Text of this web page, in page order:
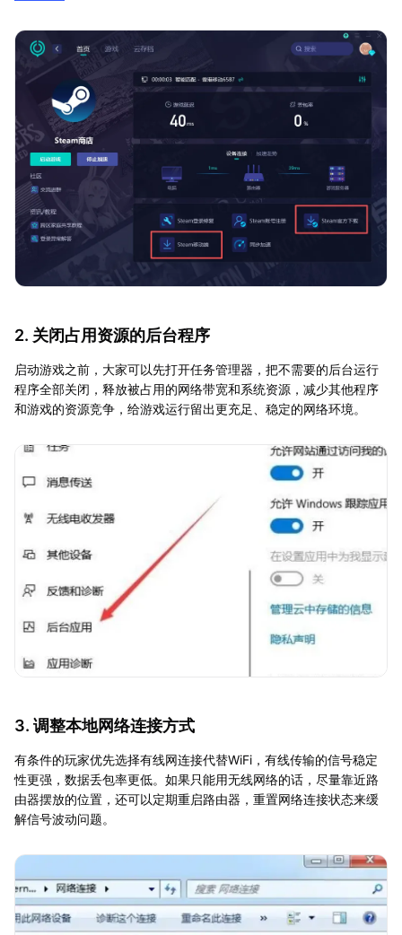
2. 关闭占用资源的后台程序
启动游戏之前，大家可以先打开任务管理器，把不需要的后台运行
程序全部关闭，释放被占用的网络带宽和系统资源，减少其他程序
和游戏的资源竞争，给游戏运行留出更充足、稳定的网络环境。
3. 调整本地网络连接方式
有条件的玩家优先选择有线网连接代替WiFi，有线传输的信号稳定
性更强，数据丢包率更低。如果只能用无线网络的话，尽量靠近路
由器摆放的位置，还可以定期重启路由器，重置网络连接状态来缓
解信号波动问题。